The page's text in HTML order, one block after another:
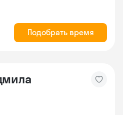
Подобрать время